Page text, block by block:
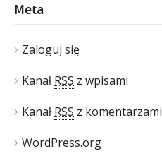
Meta
Zaloguj się
Kanał RSS z wpisami
Kanał RSS z komentarzami
WordPress.org